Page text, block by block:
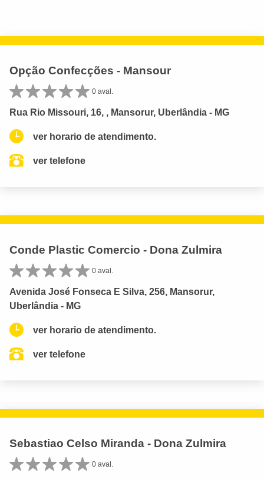
Opção Confecções - Mansour
0 aval.
Rua Rio Missouri, 16, , Mansorur, Uberlândia - MG
ver horario de atendimento.
ver telefone
Conde Plastic Comercio - Dona Zulmira
0 aval.
Avenida José Fonseca E Silva, 256, Mansorur,
Uberlândia - MG
ver horario de atendimento.
ver telefone
Sebastiao Celso Miranda - Dona Zulmira
0 aval.